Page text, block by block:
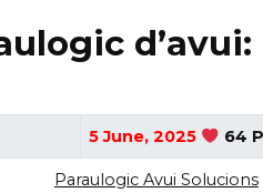
d’avui:
5 June, 2025 64
Paraulogic Avui Solucions